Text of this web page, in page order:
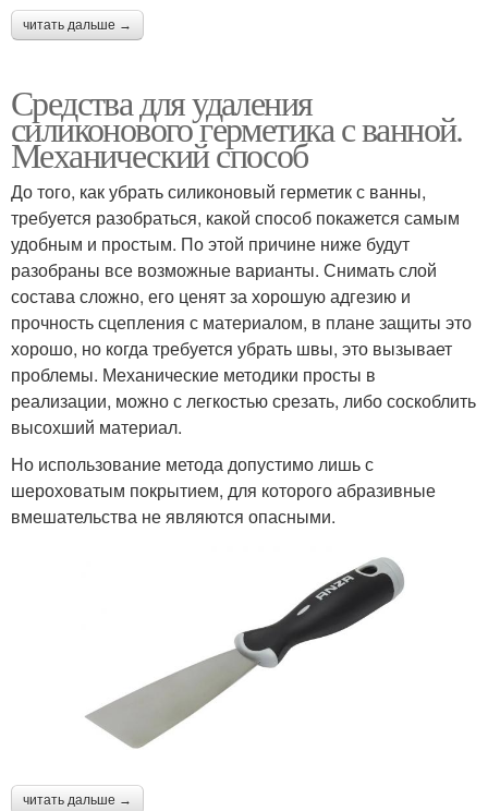
читать дальше →
Средства для удаления
силиконового герметика с ванной.
Механический способ
До того, как убрать силиконовый герметик с ванны,
требуется разобраться, какой способ покажется самым
удобным и простым. По этой причине ниже будут
разобраны все возможные варианты. Снимать слой
состава сложно, его ценят за хорошую адгезию и
прочность сцепления с материалом, в плане защиты это
хорошо, но когда требуется убрать швы, это вызывает
проблемы. Механические методики просты в
реализации, можно с легкостью срезать, либо соскоблить
высохший материал.
Но использование метода допустимо лишь с
шероховатым покрытием, для которого абразивные
вмешательства не являются опасными.
читать дальше →